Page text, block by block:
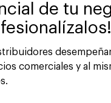
de tu
comerciales y al